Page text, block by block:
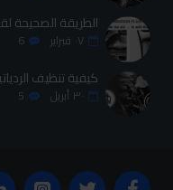
الطريقة الصحيحة
٠٧ فبراير 6
كيفية تنظيف
٣٠ أبريل 5